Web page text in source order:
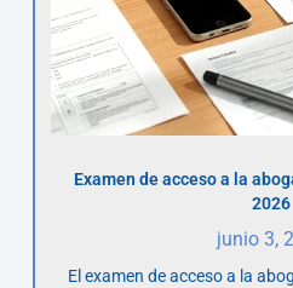
Examen de acceso a la
2026
junio 3,
El examen de acceso a la